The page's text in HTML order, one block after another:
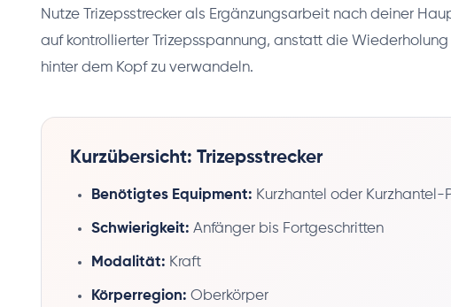
Nutze Trizepsstrecker als Ergänzungsarbeit nach deiner
auf kontrollierter Trizepsspannung, anstatt die Wiederholung
hinter dem Kopf zu verwandeln.
Kurzübersicht: Trizepsstrecker
Benötigtes Equipment: Kurzhantel oder Kurzhantel-
Schwierigkeit: Anfänger bis Fortgeschritten
Modalität: Kraft
Körperregion: Oberkörper